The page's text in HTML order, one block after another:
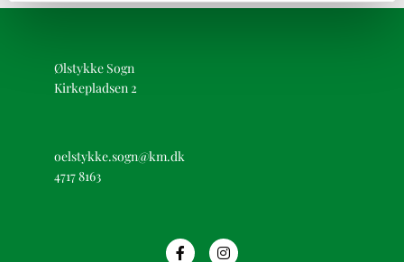
Ølstykke Sogn
Kirkepladsen 2
oelstykke.sogn@km.dk
4717 8163